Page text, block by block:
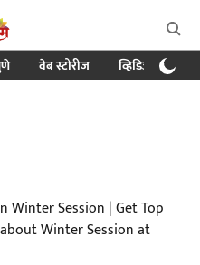
वेब स्टोरीज व्हिडिओ
Winter Session | Get Top
Winter Session at